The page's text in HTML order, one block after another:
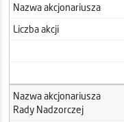
Nazwa akcjonariusza
Liczba akcji
Nazwa akcjonariusza
Rady Nadzorczej